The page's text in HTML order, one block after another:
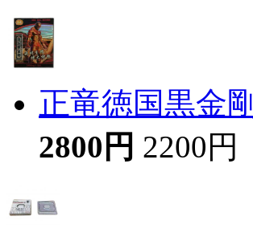
正竜徳国黒金剛
2800円 2200円